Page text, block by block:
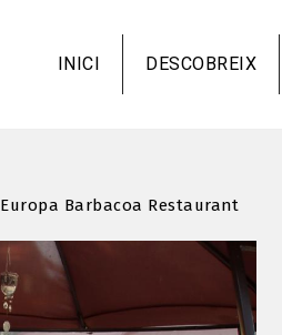
al
INICI DESCOBREIX
Europa Barbacoa Restaurant